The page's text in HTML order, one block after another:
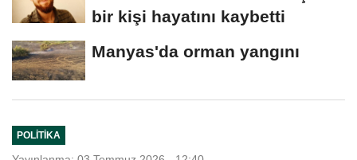
bir kişi hayatını kaybetti
Manyas'da orman yangını
POLITIKA